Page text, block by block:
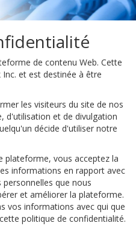
de contenu Web. Cette
et est destinée à être
les visiteurs du site de nos
d'utilisation et de divulgation
décide d'utiliser notre
plateforme, vous acceptez la
informations en rapport avec
que nous
et améliorer la plateforme.
vos informations avec qui que
politique de confidentialité.